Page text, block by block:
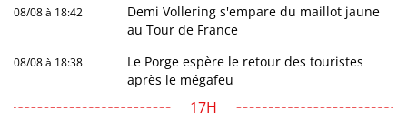
08/08 à 18:42
Demi Vollering s'empare du maillot jaune
au Tour de France
08/08 à 18:38
Le Porge espère le retour des touristes
après le mégafeu
17H